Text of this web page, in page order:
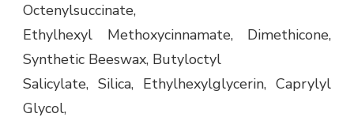
Octenylsuccinate,
Ethylhexyl Methoxycinnamate, Dimethicone,
Synthetic Beeswax, Butyloctyl
Salicylate, Silica, Ethylhexylglycerin, Caprylyl
Glycol,